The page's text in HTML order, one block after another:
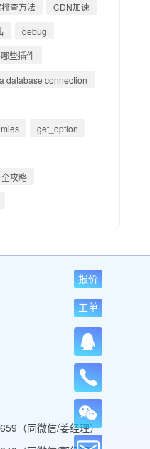
查方法
CDN加速
debug
些插件
database connection
get_option
攻略
（同微信/姜经理）
报价
工单